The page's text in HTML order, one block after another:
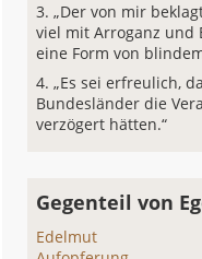
„Der von mir
viel mit Arroganz und
eine Form von
„Es sei erfreulich,
Bundesländer die
verzögert hätten.“
Gegenteil von
Edelmut